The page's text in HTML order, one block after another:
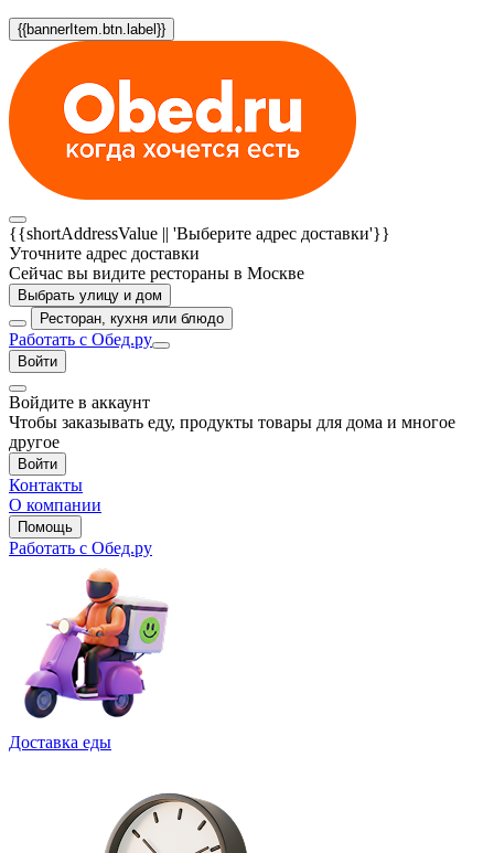
{{bannerItem.btn.label}}
{{shortAddressValue || 'Выберите адрес доставки'}}
Уточните адрес доставки
Сейчас вы видите рестораны в Москве
Выбрать улицу и дом
Ресторан, кухня или блюдо
Работать с Обед.ру
Войти
Войдите в аккаунт
Чтобы заказывать еду, продукты товары для дома и многое
другое
Войти
Контакты
О компании
Помощь
Работать с Обед.ру
Доставка еды